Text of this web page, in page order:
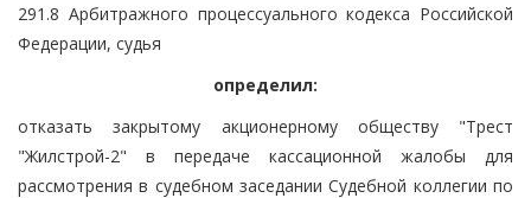
291.8 Арбитражного процессуального кодекса Российской
Федерации, судья
определил:
отказать закрытому акционерному обществу "Трест
"Жилстрой-2" в передаче кассационной жалобы для
рассмотрения в судебном заседании Судебной коллегии по